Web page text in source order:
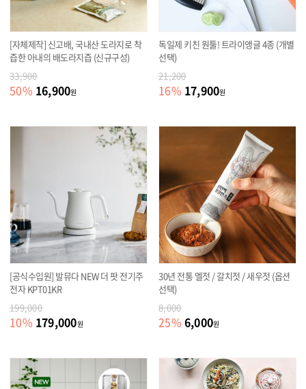
[자체제작] 신고배, 국내산 도라지로 착
즙한 아내의 배도라지즙 (신규구성)
33,900
50% 16,900원
독일제 키친 원툴! 트라이앵글 4종 (개별
선택)
21,200
16% 17,900원
[공식수입원] 발뮤다 NEW 더 팟 전기주
전자 KPT01KR
199,000
10% 179,000원
30년 전통 멜젓 / 갈치젓 / 새우젓 (옵션
선택)
8,000
25% 6,000원